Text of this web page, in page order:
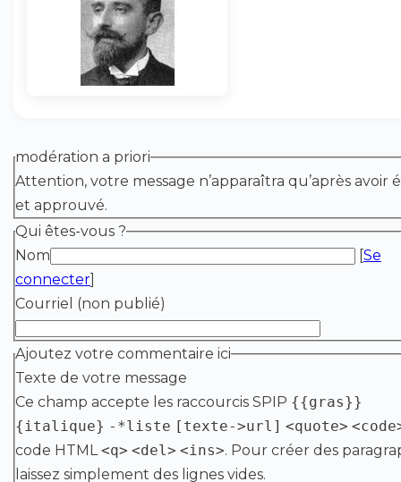
modération a priori
Attention, votre message n’apparaîtra qu’après avoir
et approuvé.
Qui êtes-vous ?
Nom
[Se
connecter]
Courriel (non publié)
Ajoutez votre commentaire ici
Texte de votre message
Ce champ accepte les raccourcis SPIP {{gras}}
{italique} -*liste [texte->url] <quote>
code HTML<q> <del> <ins>. Pour créer des
laissez simplement des lignes vides.